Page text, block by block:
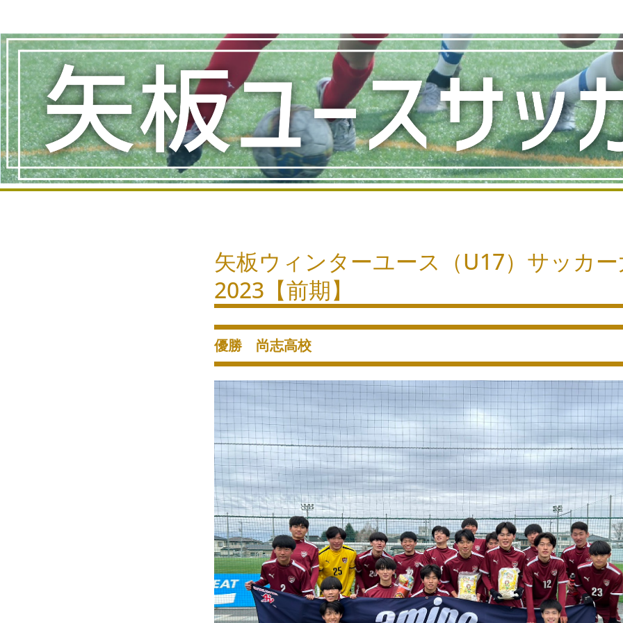
ン
テ
ン
ツ
へ
ス
キ
矢板ウィンターユース（U17）サッカ
2023【前期】
優勝 尚志高校